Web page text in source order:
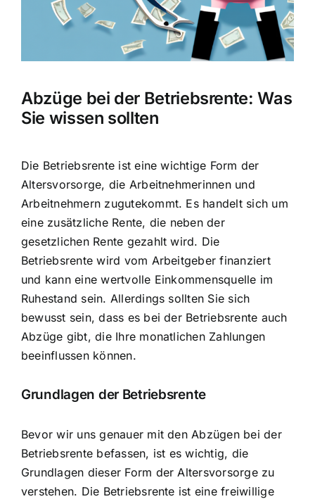
Hausratversicherung
Berufsunfähigkeitsversicherung
Weitere Tarifvergleiche
Abzüge bei der Betriebsrente: Was
Sie wissen sollten
Die Betriebsrente ist eine wichtige Form der
Altersvorsorge, die Arbeitnehmerinnen und
Arbeitnehmern zugutekommt. Es handelt sich um
eine zusätzliche Rente, die neben der
gesetzlichen Rente gezahlt wird. Die
Betriebsrente wird vom Arbeitgeber finanziert
und kann eine wertvolle Einkommensquelle im
Ruhestand sein. Allerdings sollten Sie sich
bewusst sein, dass es bei der Betriebsrente auch
Abzüge gibt, die Ihre monatlichen Zahlungen
beeinflussen können.
Grundlagen der Betriebsrente
Bevor wir uns genauer mit den Abzügen bei der
Betriebsrente befassen, ist es wichtig, die
Grundlagen dieser Form der Altersvorsorge zu
verstehen. Die Betriebsrente ist eine freiwillige